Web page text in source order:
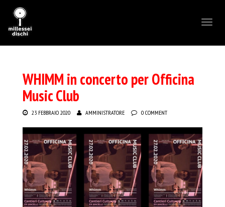
WHIMM in concerto per Officina
Music Club
23 FEBBRAIO 2020 AMMINISTRATORE 0 COMMENT